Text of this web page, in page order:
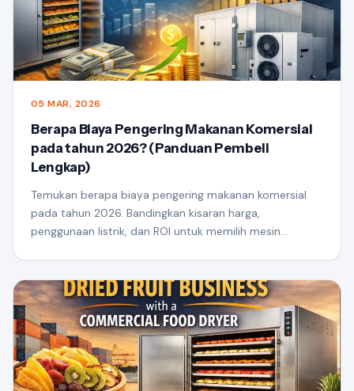
05 MAR, 2026
Berapa Biaya Pengering Makanan Komersial
pada tahun 2026? (Panduan Pembeli
Lengkap)
Temukan berapa biaya pengering makanan komersial
pada tahun 2026. Bandingkan kisaran harga,
penggunaan listrik, dan ROI untuk memilih mesin